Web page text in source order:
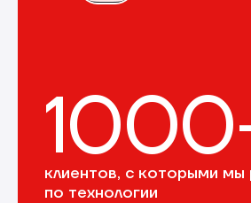
клиентов, с которыми
по технологии